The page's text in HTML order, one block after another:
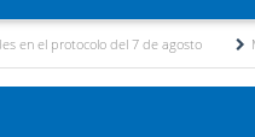
del 7 de agosto Mérida territorio